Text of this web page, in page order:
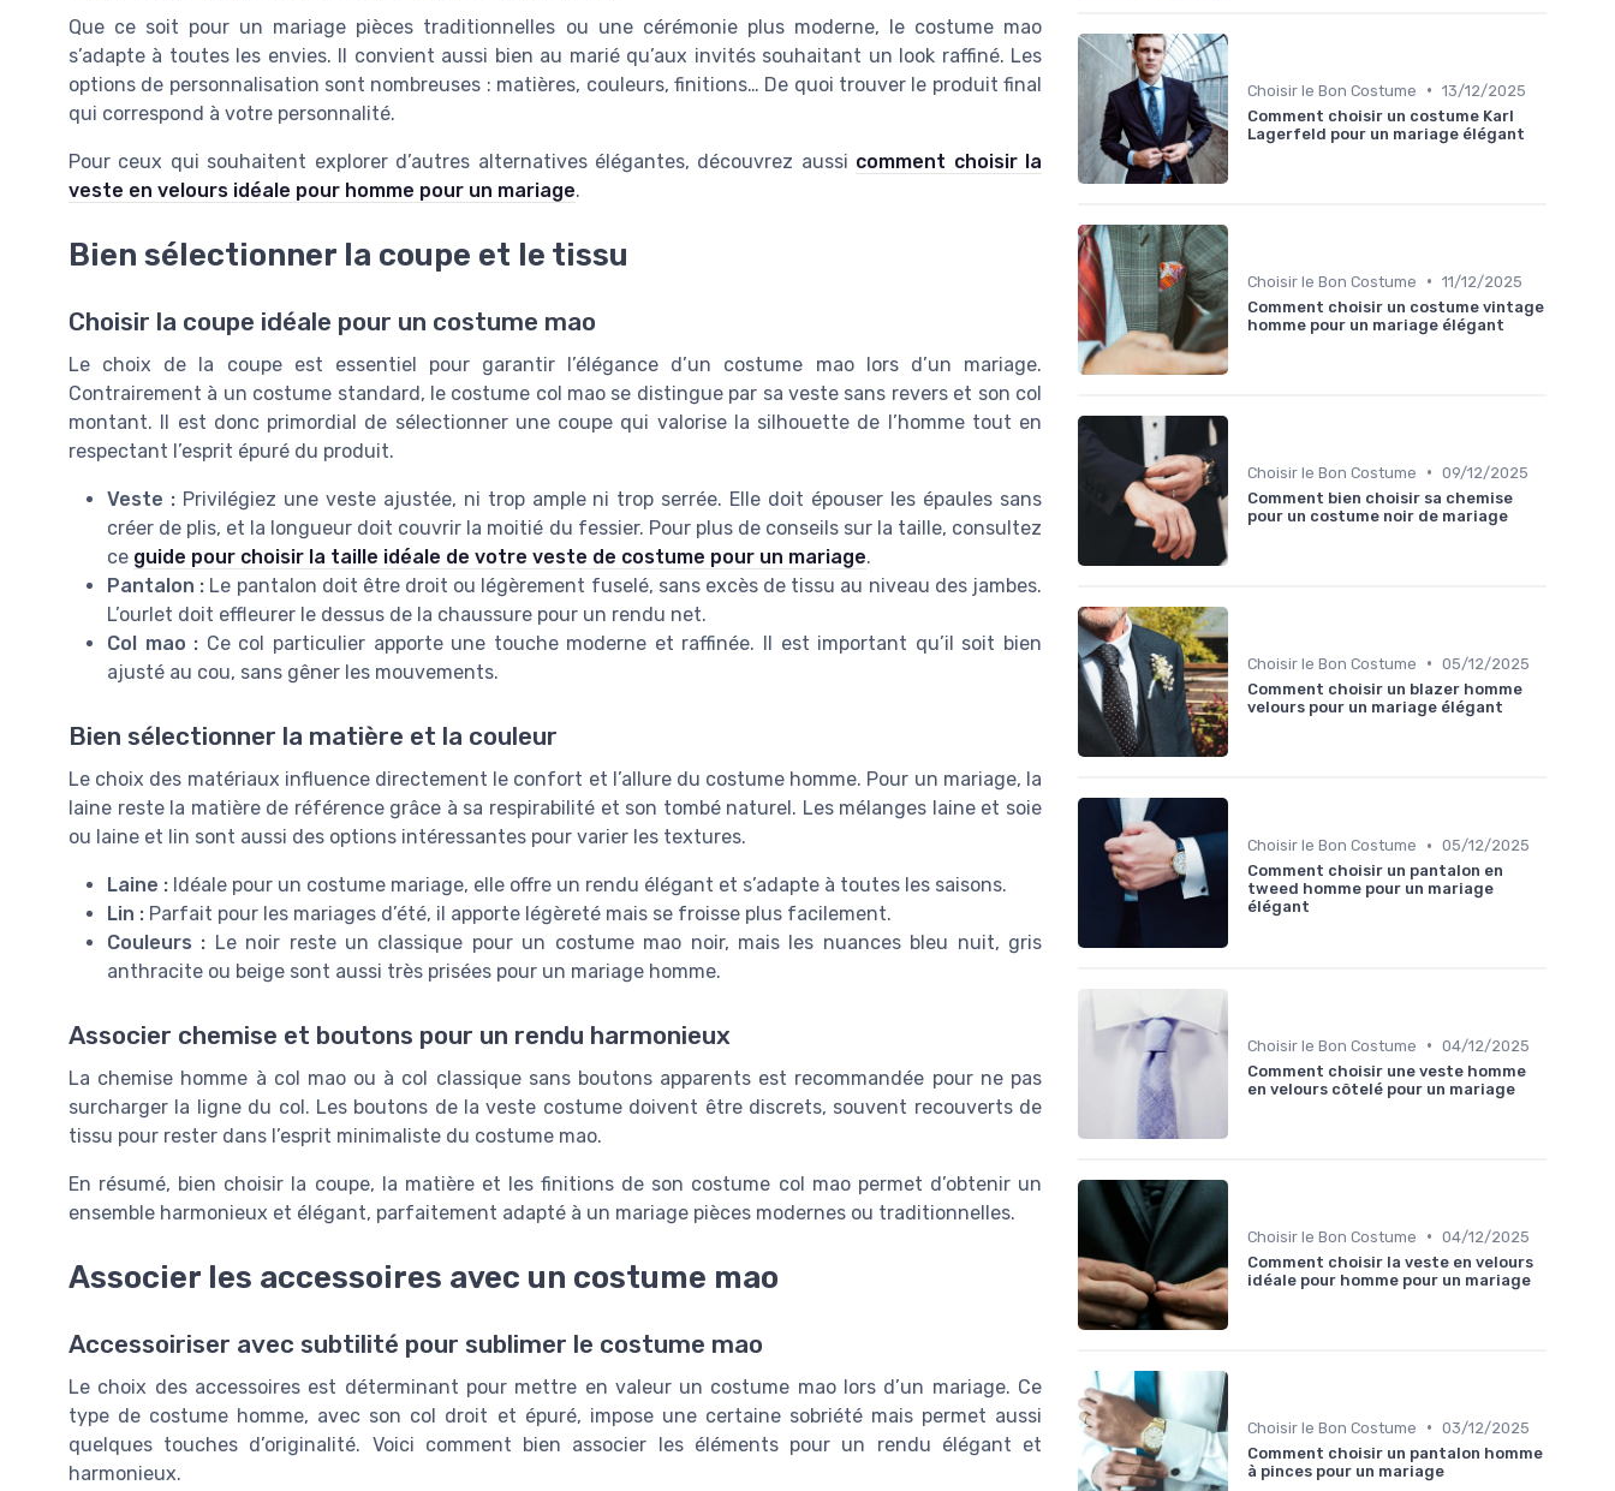
Que ce soit pour un mariage pièces traditionnelles ou une cérémonie plus moderne, le costume mao
s’adapte à toutes les envies. Il convient aussi bien au marié qu’aux invités souhaitant un look raffiné. Les
options de personnalisation sont nombreuses : matières, couleurs, finitions… De quoi trouver le produit final
qui correspond à votre personnalité.
Pour ceux qui souhaitent explorer d’autres alternatives élégantes, découvrez aussi comment choisir la
veste en velours idéale pour homme pour un mariage.
Bien sélectionner la coupe et le tissu
Choisir la coupe idéale pour un costume mao
Le choix de la coupe est essentiel pour garantir l’élégance d’un costume mao lors d’un mariage.
Contrairement à un costume standard, le costume col mao se distingue par sa veste sans revers et son col
montant. Il est donc primordial de sélectionner une coupe qui valorise la silhouette de l’homme tout en
respectant l’esprit épuré du produit.
Veste :Privilégiez une veste ajustée, ni trop ample ni trop serrée. Elle doit épouser les épaules sans
créer de plis, et la longueur doit couvrir la moitié du fessier. Pour plus de conseils sur la taille, consultez
ce guide pour choisir la taille idéale de votre veste de costume pour un mariage.
Pantalon : Le pantalon doit être droit ou légèrement fuselé, sans excès de tissu au niveau des jambes.
L’ourlet doit effleurer le dessus de la chaussure pour un rendu net.
Col mao : Ce col particulier apporte une touche moderne et raffinée. Il est important qu’il soit bien
ajusté au cou, sans gêner les mouvements.
Bien sélectionner la matière et la couleur
Le choix des matériaux influence directement le confort et l’allure du costume homme. Pour un mariage, la
laine reste la matière de référence grâce à sa respirabilité et son tombé naturel. Les mélanges laine et soie
ou laine et lin sont aussi des options intéressantes pour varier les textures.
Laine : Idéale pour un costume mariage, elle offre un rendu élégant et s’adapte à toutes les saisons.
Lin : Parfait pour les mariages d’été, il apporte légèreté mais se froisse plus facilement.
Couleurs : Le noir reste un classique pour un costume mao noir, mais les nuances bleu nuit, gris
anthracite ou beige sont aussi très prisées pour un mariage homme.
Associer chemise et boutons pour un rendu harmonieux
La chemise homme à col mao ou à col classique sans boutons apparents est recommandée pour ne pas
surcharger la ligne du col. Les boutons de la veste costume doivent être discrets, souvent recouverts de
tissu pour rester dans l’esprit minimaliste du costume mao.
En résumé, bien choisir la coupe, la matière et les finitions de son costume col mao permet d’obtenir un
ensemble harmonieux et élégant, parfaitement adapté à un mariage pièces modernes ou traditionnelles.
Associer les accessoires avec un costume mao
Accessoiriser avec subtilité pour sublimer le costume mao
Le choix des accessoires est déterminant pour mettre en valeur un costume mao lors d’un mariage. Ce
type de costume homme, avec son col droit et épuré, impose une certaine sobriété mais permet aussi
quelques touches d’originalité. Voici comment bien associer les éléments pour un rendu élégant et
harmonieux.
Choisir le Bon Costume • 13/12/2025
Comment choisir un costume Karl
Lagerfeld pour un mariage élégant
Choisir le Bon Costume • 11/12/2025
Comment choisir un costume vintage
homme pour un mariage élégant
Choisir le Bon Costume • 09/12/2025
Comment bien choisir sa chemise
pour un costume noir de mariage
Choisir le Bon Costume • 05/12/2025
Comment choisir un blazer homme
velours pour un mariage élégant
Choisir le Bon Costume • 05/12/2025
Comment choisir un pantalon en
tweed homme pour un mariage
élégant
Choisir le Bon Costume • 04/12/2025
Comment choisir une veste homme
en velours côtelé pour un mariage
Choisir le Bon Costume • 04/12/2025
Comment choisir la veste en velours
idéale pour homme pour un mariage
Choisir le Bon Costume • 03/12/2025
Comment choisir un pantalon homme
à pinces pour un mariage